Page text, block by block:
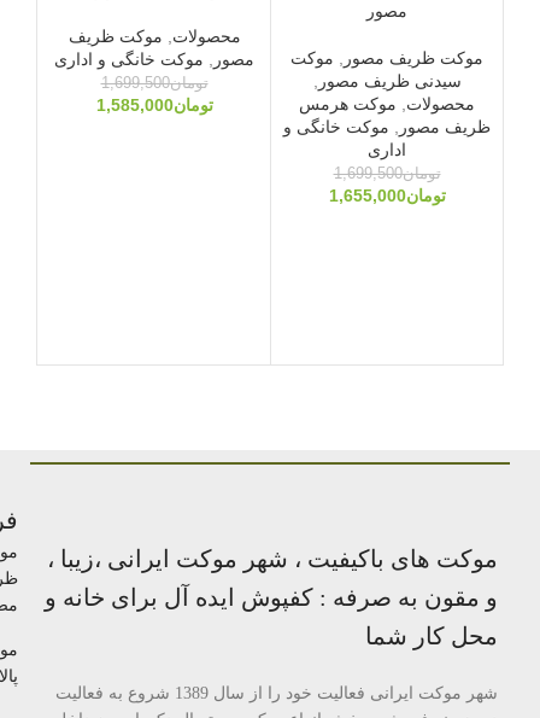
مصور
موکت ظریف مصور
موکت
سیدنی ظریف مصور
محصولات
موکت هرمس
ظریف مصور
موکت خانگی و
اداری
تومان1,699,500
تومان1,655,000
ویژه
محصولات
موکت ظریف
مصور
موکت خانگی و اداری
تومان1,699,500
تومان1,585,000
موکت های باکیفیت ، شهر موکت ایرانی ،زیبا ،
و مقون به صرفه : کفپوش ایده آل برای خانه و
محل کار شما
شهر موکت ایرانی فعالیت خود را از سال 1389 شروع به فعالیت